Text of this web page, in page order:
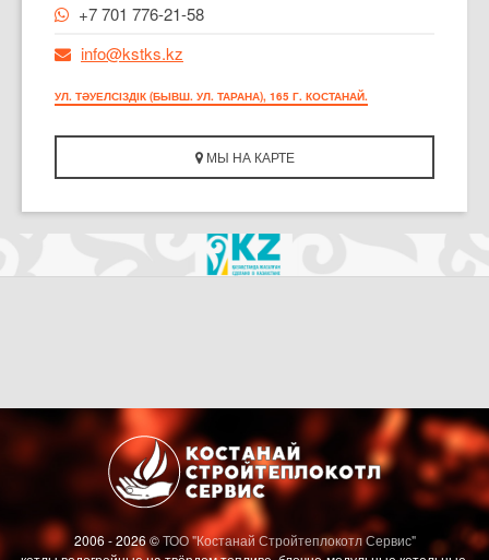
+7 701 776-21-58
info@kstks.kz
УЛ. ТӘУЕЛСІЗДІК (БЫВШ. УЛ. ТАРАНА), 165 Г. КОСТАНАЙ.
МЫ НА КАРТЕ
2006 - 2026 ©ТОО "Костанай Стройтеплокотл Сервис"